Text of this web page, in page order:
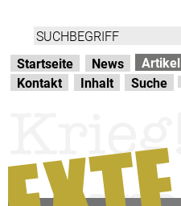
Startseite News Artikel
Kontakt
Inhalt Suche